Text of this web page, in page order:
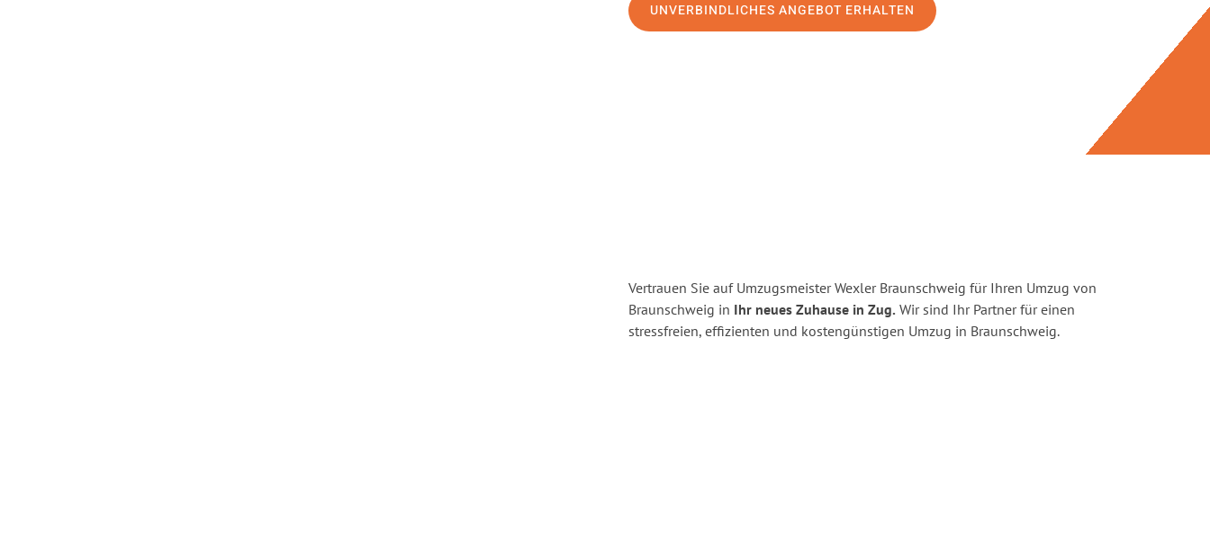
UNVERBINDLICHES ANGEBOT ERHALTEN
Vertrauen Sie auf Umzugsmeister Wexler Braunschweig für Ihren Umzug von
Braunschweig in Ihr neues Zuhause in Zug. Wir sind Ihr Partner für einen
stressfreien, effizienten und kostengünstigen Umzug in Braunschweig.